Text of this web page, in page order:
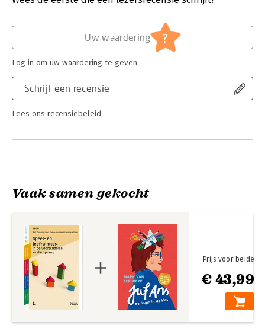
Schrijf een recensie
Lees ons recensiebeleid
Uw waardering ?
Log in om uw waardering te geven
Vaak samen gekocht
€ 43,99
Prijs voor beide